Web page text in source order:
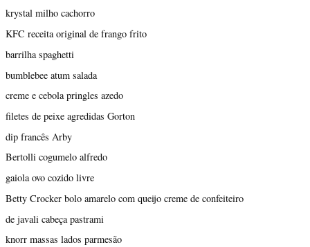
krystal milho cachorro
KFC receita original de frango frito
barrilha spaghetti
bumblebee atum salada
creme e cebola pringles azedo
filetes de peixe agredidas Gorton
dip francês Arby
Bertolli cogumelo alfredo
gaiola ovo cozido livre
Betty Crocker bolo amarelo com queijo creme de confeiteiro
de javali cabeça pastrami
knorr massas lados parmesão